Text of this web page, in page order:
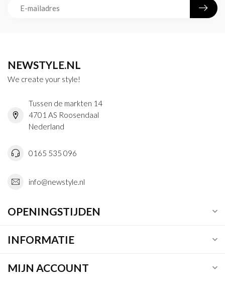
NEWSTYLE.NL
We create your style!
Tussen de markten 14
4701 AS Roosendaal
Nederland
0165 535 096
info@newstyle.nl
OPENINGSTIJDEN
INFORMATIE
MIJN ACCOUNT